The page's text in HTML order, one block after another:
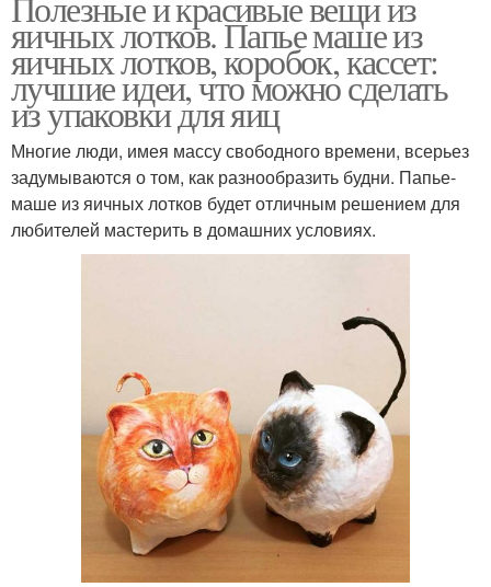
яичных лотков. Папье маше из
яичных лотков, коробок, кассет:
лучшие идеи, что можно сделать
из упаковки для яиц
Многие люди, имея массу свободного времени, всерьез
задумываются о том, как разнообразить будни. Папье-
маше из яичных лотков будет отличным решением для
любителей мастерить в домашних условиях.